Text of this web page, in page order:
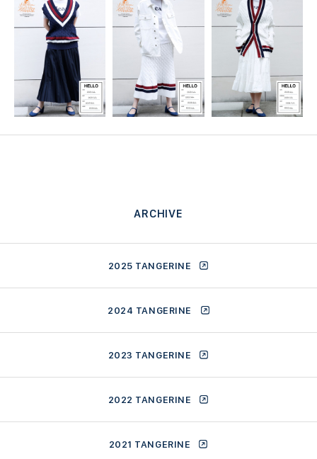
ARCHIVE
2025 TANGERINE
2024 TANGERINE
2023 TANGERINE
2022 TANGERINE
2021 TANGERINE